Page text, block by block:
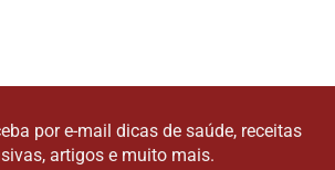
por e-mail dicas de saúde, receitas
artigos e muito mais.